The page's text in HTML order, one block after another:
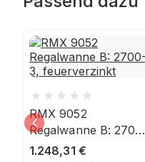
RMX 9052
Regalwanne B: 2700-
3, feuerverzinkt
1.248,31 €